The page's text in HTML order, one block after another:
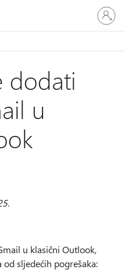
Prijavite
se
u
račun
dodati
u
u klasični Outlook,
sljedećih pogrešaka: